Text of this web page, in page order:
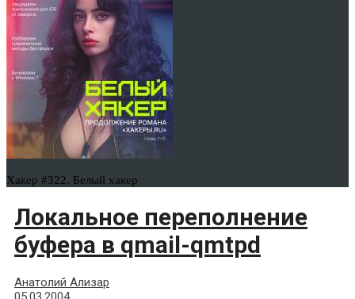
Хакер #322. Белый хакер
Локальное переполнение
буфера в qmail-qmtpd
Анатолий Ализар